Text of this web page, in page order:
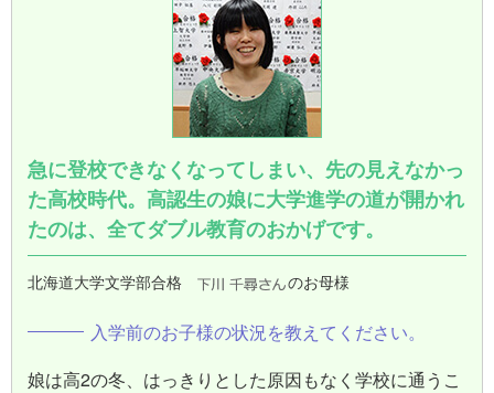
急に登校できなくなってしまい、先の見えなかっ
た高校時代。高認生の娘に大学進学の道が開かれ
たのは、全てダブル教育のおかげです。
北海道大学文学部合格 のお母様
入学前のお子様の状況を教えてください。
娘は高2の冬、はっきりとした原因もなく学校に通うこ